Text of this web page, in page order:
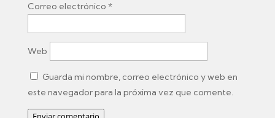
Correo electrónico *
Web
Guarda mi nombre, correo electrónico y web en
este navegador para la próxima vez que comente.